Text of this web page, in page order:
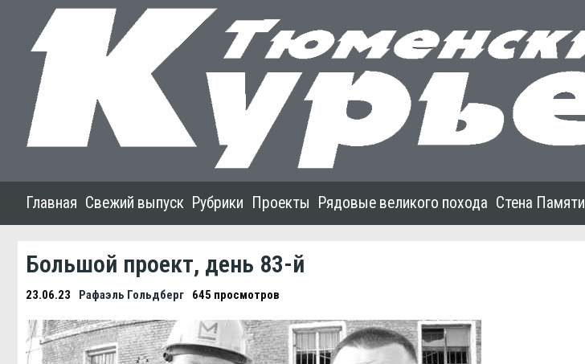
Главная Свежий выпуск Рубрики Проекты Рядовые великого похода Стена Памяти
Большой проект, день 83-й
23.06.23 Рафаэль Гольдберг 645 просмотров